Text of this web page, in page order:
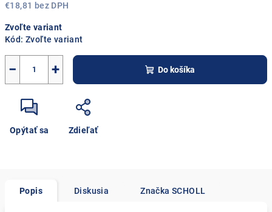
€18,81 bez DPH
cena:
Zvoľte variant
Kód: Zvoľte variant
+
− Do košíka
Opýtať sa Zdieľať
Popis Diskusia Značka SCHOLL